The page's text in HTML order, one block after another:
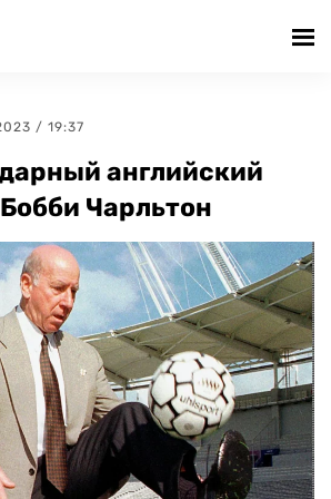
/ 19:37
английский
Чарльтон